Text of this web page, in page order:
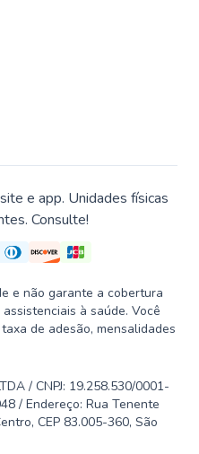
e app. Unidades físicas
Consulte!
e não garante a cobertura
à saúde. Você
de adesão, mensalidades
/ CNPJ: 19.258.530/0001-
/ Endereço: Rua Tenente
CEP 83.005-360, São